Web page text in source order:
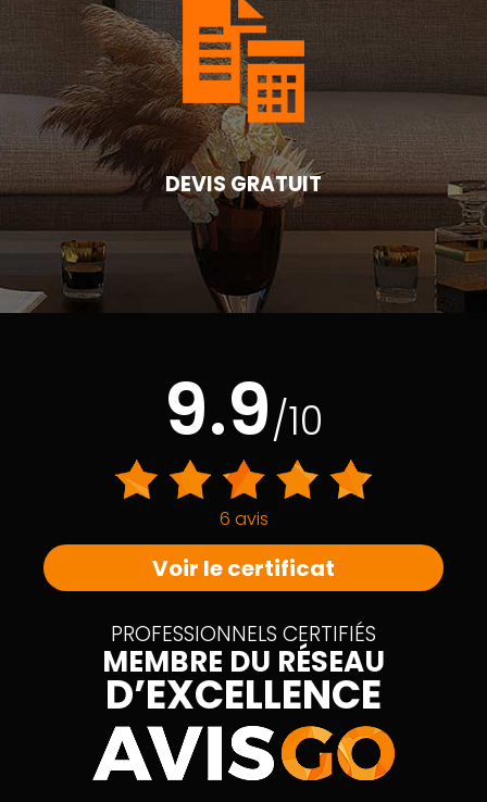
DEVIS GRATUIT
9.9/10
6 avis
Voir le certificat
PROFESSIONNELS CERTIFIÉS
MEMBRE DU RÉSEAU
D’EXCELLENCE